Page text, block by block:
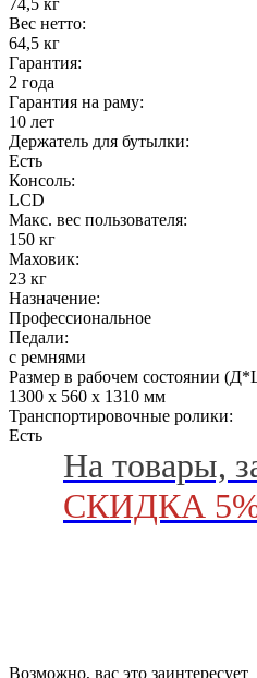
74,5 кг
Вес нетто:
64,5 кг
Гарантия:
2 года
Гарантия на раму:
10 лет
Держатель для бутылки:
Есть
Консоль:
LCD
Макс. вес пользователя:
150 кг
Маховик:
23 кг
Назначение:
Профессиональное
Педали:
с ремнями
Размер в рабочем состоянии
1300 х 560 х 1310 мм
Транспортировочные ролики:
Есть
На товары,
СКИДКА
Возможно, вас это заинтересует